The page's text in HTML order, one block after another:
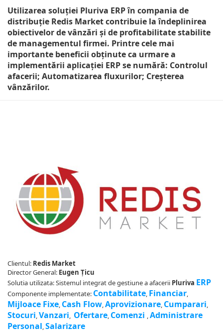
Utilizarea soluției Pluriva ERP în compania de
distribuție Redis Market contribuie la îndeplinirea
obiectivelor de vânzări și de profitabilitate stabilite
de managementul firmei. Printre cele mai
importante beneficii obținute ca urmare a
implementării aplicației ERP se numără: Controlul
afacerii; Automatizarea fluxurilor; Creșterea
vânzărilor.
Clientul: Redis Market
Director General: Eugen Țicu
Solutia utilizata: Sistemul integrat de gestiune a afacerii Pluriva ERP
Componente implementate: Contabilitate, Financiar,
Mijloace Fixe, Cash Flow,Aprovizionare, Cumparari,
Stocuri,Vanzari, Ofertare, Comenzi ,Administrare
Personal,Salarizare